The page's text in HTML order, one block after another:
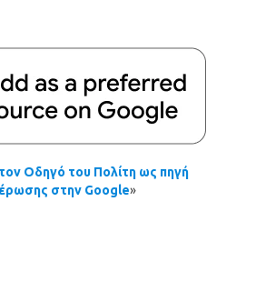
Οδηγό του Πολίτη ως πηγή
στην Google»